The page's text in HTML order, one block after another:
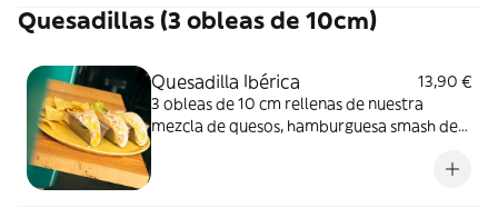
Quesadillas (3 obleas de 10cm)
Quesadilla Ibérica
13,90 €
3 obleas de 10 cm rellenas de nuestra
mezcla de quesos, hamburguesa smash de